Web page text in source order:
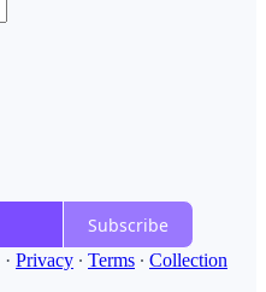
Subscribe
· Privacy ∙ Terms ∙ Collection